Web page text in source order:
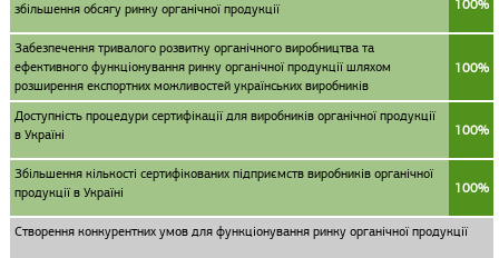
збільшення обсягу ринку органічної продукції
100%
Забезпечення тривалого розвитку органічного виробництва та
ефективного функціонування ринку органічної продукції шляхом
розширення експортних можливостей українських виробників
100%
Доступність процедури сертифікації для виробників органічної продукції
в Україні
100%
Збільшення кількості сертифікованих підприємств виробників органічної
продукції в Україні
100%
Створення конкурентних умов для функціонування ринку органічної продукції